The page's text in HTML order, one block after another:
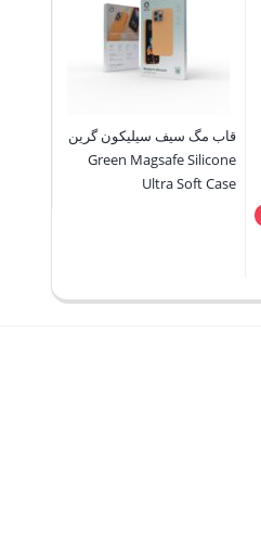
قاب مگ سیف سیلیکون گرین
Green Magsafe Silicone
Ultra Soft Case